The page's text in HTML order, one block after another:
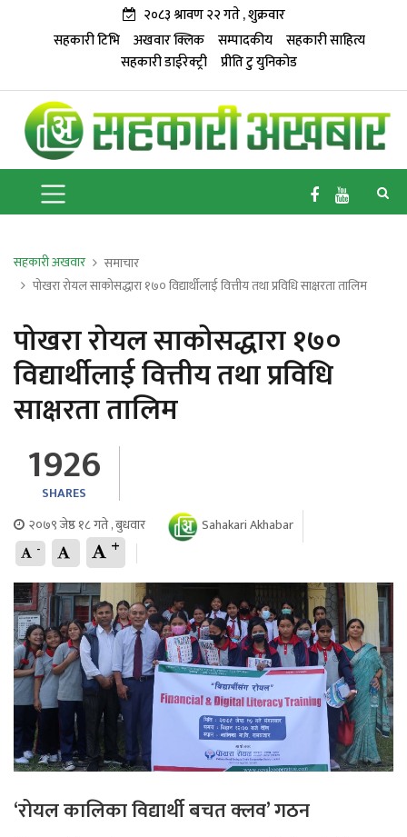
२०८३ श्रावण २२ गते , शुक्रवार
सहकारी टिभि
अखवार क्लिक सम्पादकीय
सहकारी साहित्य
सहकारी डाईरेक्ट्री प्रीति टु युनिकोड
सहकारी अखवार
समाचार
पोखरा रोयल साकोसद्धारा १७० विद्यार्थीलाई वित्तीय तथा प्रविधि साक्षरता तालिम
पोखरा रोयल साकोसद्धारा १७०
विद्यार्थीलाई वित्तीय तथा प्रविधि
साक्षरता तालिम
1926
SHARES
२०७९ जेष्ठ १८ गते , बुधवार
Sahakari Akhabar
- +
‘रोयल कालिका विद्यार्थी बचत क्लव’ गठन